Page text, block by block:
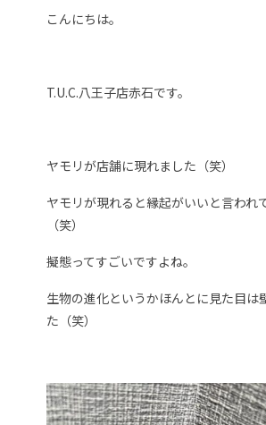
こんにちは。
T.U.C.八王子店赤石です。
ヤモリが店舗に現れました（笑）
ヤモリが現れると縁起がいいと言われ
（笑）
擬態ってすごいですよね。
生物の進化というかほんとに見た目は
た（笑）